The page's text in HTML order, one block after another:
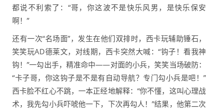
都说不利索了：“哥，你这波不是快乐风男，是快乐保安
啊！”
还有一次“名场面”，发生在他们双排时，西卡玩辅助锤石，
笑笑玩AD德莱文，对线期，西卡突然大喊：“钩子！看我神
钩！”一勾出手，精准命中——对面的小兵，笑笑当场破防：
“卡子哥，你这钩子是不是有自动导航？专门勾小兵是吧！”
西卡脸不红心不跳，一本正经地解释：“你不懂，这叫心理战
术，我先勾小兵吓唬他一下，下次再勾人！”结果，他第二次